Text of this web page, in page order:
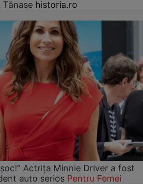
Tănase historia.ro
Actrița Minnie Driver a fost
auto serios Pentru Femei